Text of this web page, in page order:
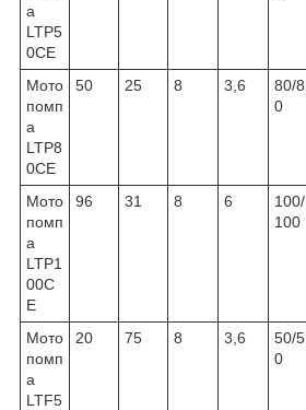
а
LTP5
0CE
Мото
помп
а
LTP8
0CE
50 25 8 3,6
80/8
0
Мото
помп
а
LTP1
00C
E
96 31 8 6
100/
100
Мото
помп
а
LTF5
20 75 8 3,6
50/5
0